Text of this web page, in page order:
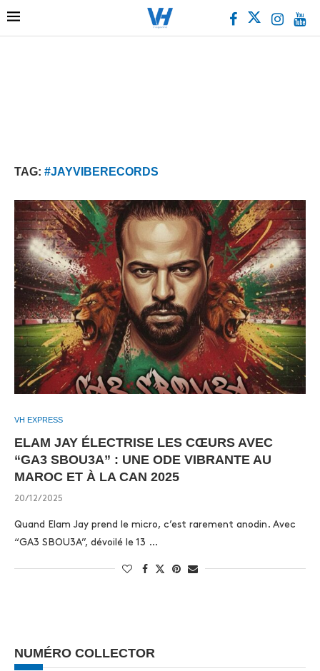
TAG: #JAYVIBERECORDS
VH EXPRESS
ELAM JAY ÉLECTRISE LES CŒURS AVEC
“GA3 SBOU3A” : UNE ODE VIBRANTE AU
MAROC ET À LA CAN 2025
20/12/2025
Quand Elam Jay prend le micro, c’est rarement anodin. Avec
“GA3 SBOU3A”, dévoilé le 13 …
NUMÉRO COLLECTOR